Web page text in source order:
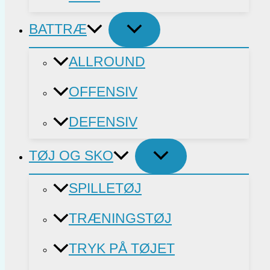
BATTRÆ
ALLROUND
OFFENSIV
DEFENSIV
TØJ OG SKO
SPILLETØJ
TRÆNINGSTØJ
TRYK PÅ TØJET